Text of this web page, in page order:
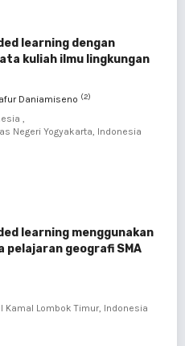
learning dengan
kuliah ilmu lingkungan
Daniamiseno (2)
,
Negeri Yogyakarta, Indonesia
learning menggunakan
pelajaran geografi SMA
Kamal Lombok Timur, Indonesia